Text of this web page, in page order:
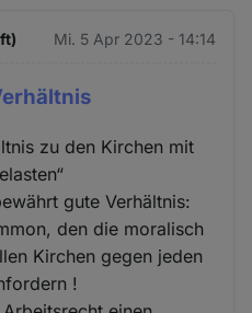
Mi. 5 Apr 2023 - 14:14
zu den Kirchen mit
gute Verhältnis:
den die moralisch
Kirchen gegen jeden
!